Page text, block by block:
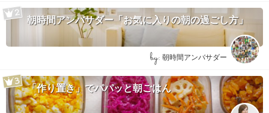
朝時間アンバサダー「お気に入りの朝の過ごし方」
by: 朝時間アンバサダー
「作り置き」でパパッと朝ごはん